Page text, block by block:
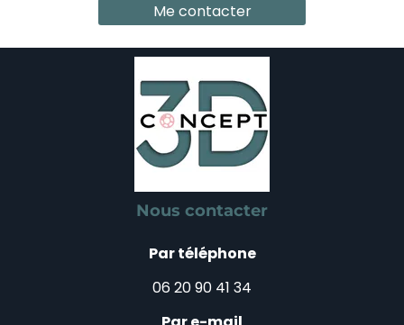
Me contacter
Nous contacter
Par téléphone
06 20 90 41 34